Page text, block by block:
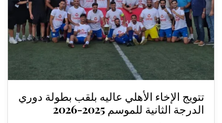
تتويج الإخاء الأهلي عاليه بلقب بطولة دوري
الدرجة الثانية للموسم 2025-2026